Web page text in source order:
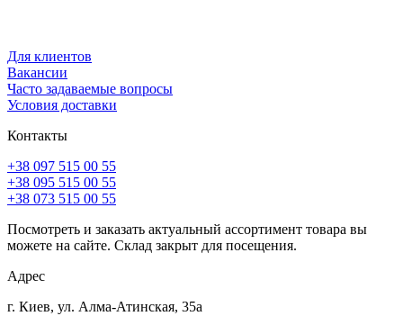
Для клиентов
Вакансии
Часто задаваемые вопросы
Условия доставки
Контакты
+38 097 515 00 55
+38 095 515 00 55
+38 073 515 00 55
Посмотреть и заказать актуальный ассортимент товара вы
можете на сайте. Склад закрыт для посещения.
Адрес
г. Киев, ул. Алма-Атинская, 35а